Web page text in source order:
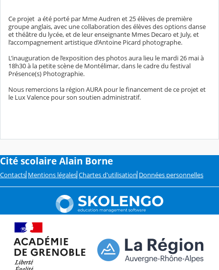
Ce projet a été porté par Mme Audren et 25 élèves de première
groupe anglais, avec une collaboration des élèves des options danse
et théâtre du lycée, et de leur enseignante Mmes Decaro et July, et
l’accompagnement artistique d’Antoine Picard photographe.
L’inauguration de l’exposition des photos aura lieu le mardi 26 mai à
18h30 à la petite scène de Montélimar, dans le cadre du festival
Présence(s) Photographie.
Nous remercions la région AURA pour le financement de ce projet et
le Lux Valence pour son soutien administratif.
Cité scolaire Alain Borne
Contacts Mentions légales Chartes d'utilisation Données personnelles